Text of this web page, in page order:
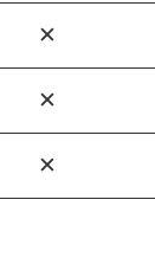
✕
✕
✕